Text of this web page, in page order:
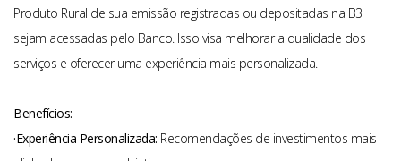
Produto Rural de sua emissão registradas ou depositadas na B3
sejam acessadas pelo Banco. Isso visa melhorar a qualidade dos
serviços e oferecer uma experiência mais personalizada.
Benefícios:
·Experiência Personalizada: Recomendações de investimentos mais